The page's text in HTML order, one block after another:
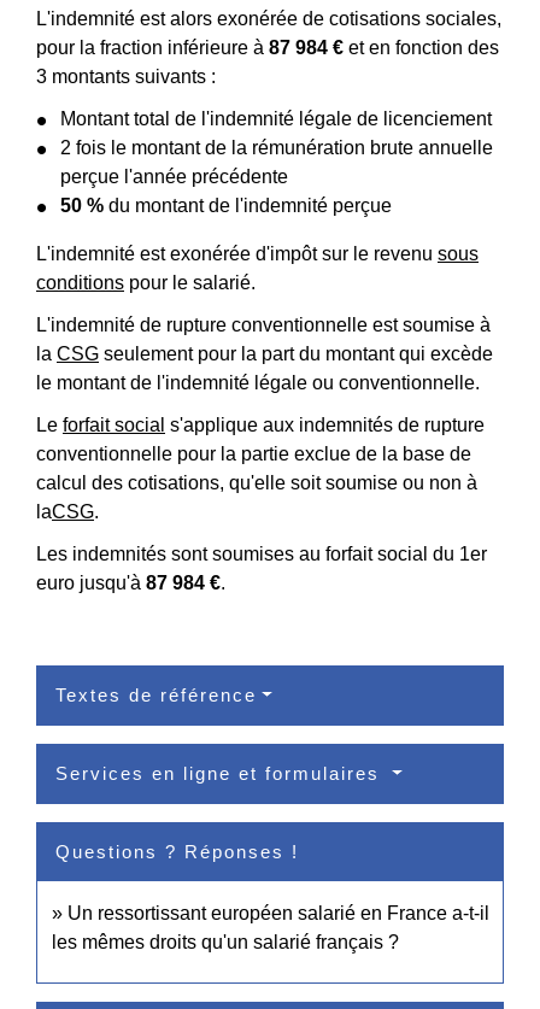
L'indemnité est alors exonérée de cotisations sociales,
pour la fraction inférieure à 87 984 € et en fonction des
3 montants suivants :
Montant total de l'indemnité légale de licenciement
2 fois le montant de la rémunération brute annuelle
perçue l'année précédente
50 % du montant de l'indemnité perçue
L'indemnité est exonérée d'impôt sur le revenu sous
conditions pour le salarié.
L'indemnité de rupture conventionnelle est soumise à
la CSG seulement pour la part du montant qui excède
le montant de l'indemnité légale ou conventionnelle.
Le forfait social s'applique aux indemnités de rupture
conventionnelle pour la partie exclue de la base de
calcul des cotisations, qu'elle soit soumise ou non à
laCSG.
Les indemnités sont soumises au forfait social du 1er
euro jusqu'à 87 984 €.
Textes de référence
Services en ligne et formulaires
Questions ? Réponses !
Un ressortissant européen salarié en France a-t-il
les mêmes droits qu'un salarié français ?